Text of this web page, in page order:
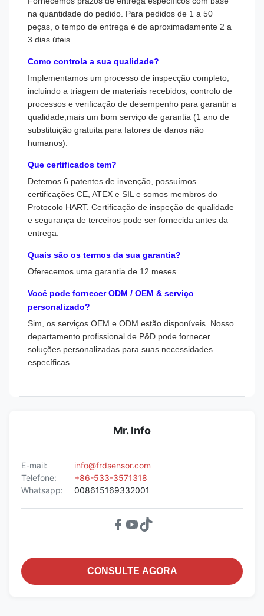
na quantidade do pedido. Para pedidos de 1 a 50
peças, o tempo de entrega é de aproximadamente 2 a
3 dias úteis.
Como controla a sua qualidade?
Implementamos um processo de inspecção completo,
incluindo a triagem de materiais recebidos, controlo de
processos e verificação de desempenho para garantir a
qualidade,mais um bom serviço de garantia (1 ano de
substituição gratuita para fatores de danos não
humanos).
Que certificados tem?
Detemos 6 patentes de invenção, possuímos
certificações CE, ATEX e SIL e somos membros do
Protocolo HART. Certificação de inspeção de qualidade
e segurança de terceiros pode ser fornecida antes da
entrega.
Quais são os termos da sua garantia?
Oferecemos uma garantia de 12 meses.
Você pode fornecer ODM / OEM & serviço
personalizado?
Sim, os serviços OEM e ODM estão disponíveis. Nosso
departamento profissional de P&D pode fornecer
soluções personalizadas para suas necessidades
específicas.
Mr. Info
E-mail:
info@frdsensor.com
Telefone:
+86-533-3571318
Whatsapp:
008615169332001
CONSULTE AGORA